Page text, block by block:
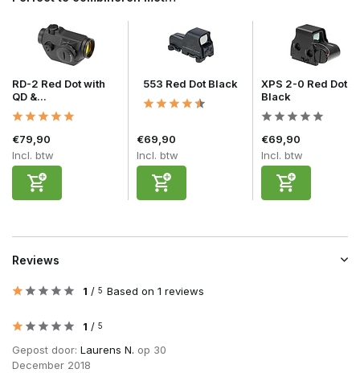
RD-2 Red Dot with
QD &...
€79,90
Incl. btw
553 Red Dot Black
€69,90
Incl. btw
XPS 2-0 Red Dot
Black
€69,90
Incl. btw
Reviews
1 / 5 Based on 1 reviews
1 / 5
Gepost door: Laurens N. op 30
December 2018